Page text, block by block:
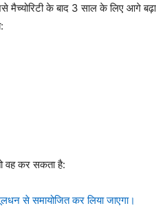
के बाद 3 साल के लिए आगे
वह कर सकता है:
से समायोजित कर लिया जाएगा।